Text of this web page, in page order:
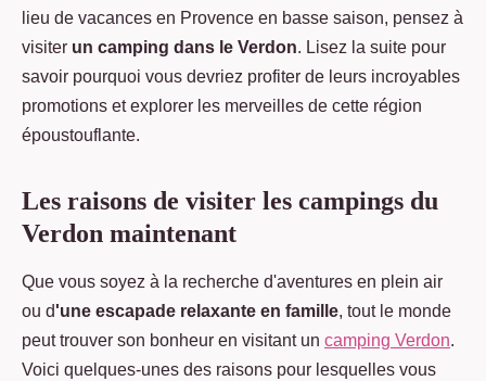
lieu de vacances en Provence en basse saison, pensez à
visiter un camping dans le Verdon. Lisez la suite pour
savoir pourquoi vous devriez profiter de leurs incroyables
promotions et explorer les merveilles de cette région
époustouflante.
Les raisons de visiter les campings du
Verdon maintenant
Que vous soyez à la recherche d'aventures en plein air
ou d'une escapade relaxante en famille, tout le monde
peut trouver son bonheur en visitant un camping Verdon.
Voici quelques-unes des raisons pour lesquelles vous